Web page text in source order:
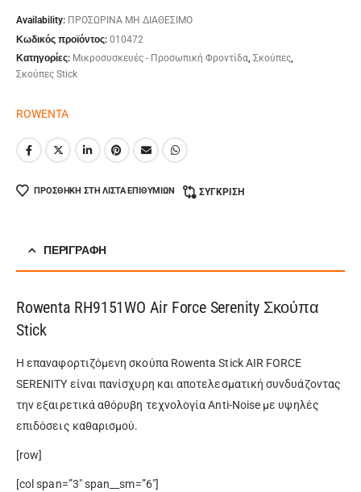
Availability: ΠΡΟΣΩΡΙΝΑ ΜΗ ΔΙΑΘΕΣΙΜΟ
Κωδικός προϊόντος: 010472
Κατηγορίες: Μικροσυσκευές - Προσωπική Φροντίδα, Σκούπες,
Σκούπες Stick
ROWENTA
ΠΡΟΣΘΉΚΗ ΣΤΗ ΛΊΣΤΑ ΕΠΙΘΥΜΙΏΝ ΣΎΓΚΡΙΣΗ
ΠΕΡΙΓΡΑΦΉ
Rowenta RH9151WO Air Force Serenity Σκούπα
Stick
Η επαναφορτιζόμενη σκούπα Rowenta Stick AIR FORCE
SERENITY είναι πανίσχυρη και αποτελεσματική συνδυάζοντας
την εξαιρετικά αθόρυβη τεχνολογία Anti-Noise με υψηλές
επιδόσεις καθαρισμού.
[row]
[col span=”3″ span__sm=”6″]